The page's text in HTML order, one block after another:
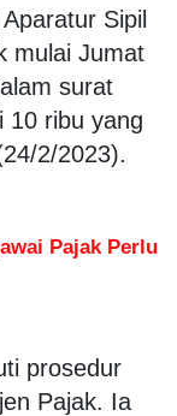
Sipil
mulai Jumat
surat
10 ribu yang
2/2023).
Pajak Perlu
prosedur
Pajak. Ia